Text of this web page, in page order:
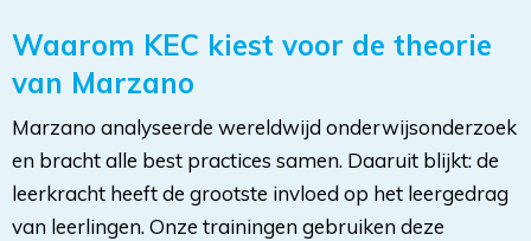
Waarom KEC kiest voor de theorie
van Marzano
Marzano analyseerde wereldwijd onderwijsonderzoek
en bracht alle best practices samen. Daaruit blijkt: de
leerkracht heeft de grootste invloed op het leergedrag
van leerlingen. Onze trainingen gebruiken deze